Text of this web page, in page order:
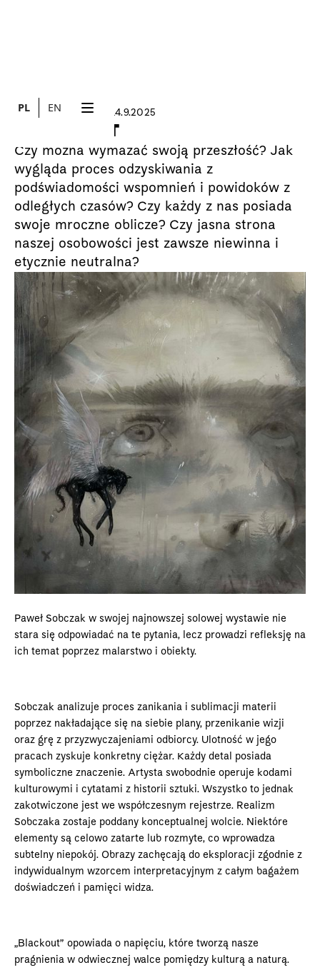
PL EN
WYSTAWA31.7.2025 14.9.2025
BLACKOUT
Czy można wymazać swoją przeszłość? Jak
wygląda proces odzyskiwania z
podświadomości wspomnień i powidoków z
odległych czasów? Czy każdy z nas posiada
swoje mroczne oblicze? Czy jasna strona
naszej osobowości jest zawsze niewinna i
etycznie neutralna?
Paweł Sobczak w swojej najnowszej solowej wystawie nie
stara się odpowiadać na te pytania, lecz prowadzi refleksję na
ich temat poprzez malarstwo i obiekty.
Sobczak analizuje proces zanikania i sublimacji materii
poprzez nakładające się na siebie plany, przenikanie wizji
oraz grę z przyzwyczajeniami odbiorcy. Ulotność w jego
pracach zyskuje konkretny ciężar. Każdy detal posiada
symboliczne znaczenie. Artysta swobodnie operuje kodami
kulturowymi i cytatami z historii sztuki. Wszystko to jednak
zakotwiczone jest we współczesnym rejestrze. Realizm
Sobczaka zostaje poddany konceptualnej wolcie. Niektóre
elementy są celowo zatarte lub rozmyte, co wprowadza
subtelny niepokój. Obrazy zachęcają do eksploracji zgodnie z
indywidualnym wzorcem interpretacyjnym z całym bagażem
doświadczeń i pamięci widza.
„Blackout” opowiada o napięciu, które tworzą nasze
pragnienia w odwiecznej walce pomiędzy kulturą a naturą.